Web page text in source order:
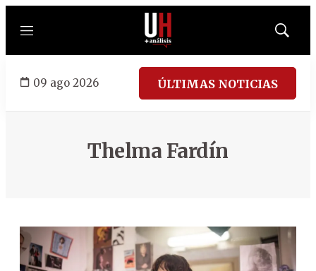
Menú
Mostrar
09 ago 2026 ÚLTIMAS NOTICIAS
Thelma Fardín